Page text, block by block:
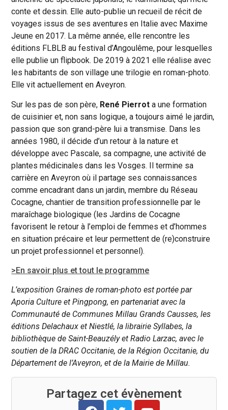
conte et dessin. Elle auto-publie un recueil de récit de
voyages issus de ses aventures en Italie avec Maxime
Jeune en 2017. La même année, elle rencontre les
éditions FLBLB au festival d’Angoulême, pour lesquelles
elle publie un flipbook. De 2019 à 2021 elle réalise avec
les habitants de son village une trilogie en roman-photo.
Elle vit actuellement en Aveyron.
Sur les pas de son père, René Pierrot a une formation
de cuisinier et, non sans logique, a toujours aimé le jardin,
passion que son grand-père lui a transmise. Dans les
années 1980, il décide d’un retour à la nature et
développe avec Pascale, sa compagne, une activité de
plantes médicinales dans les Vosges. Il termine sa
carrière en Aveyron où il partage ses connaissances
comme encadrant dans un jardin, membre du Réseau
Cocagne, chantier de transition professionnelle par le
maraîchage biologique (les Jardins de Cocagne
favorisent le retour à l’emploi de femmes et d’hommes
en situation précaire et leur permettent de (re)construire
un projet professionnel et personnel).
>En savoir plus et tout le programme
L’exposition Graines de roman-photo est portée par
Aporia Culture et Pingpong, en partenariat avec la
Communauté de Communes Millau Grands Causses, les
éditions Delachaux et Niestlé, la librairie Syllabes, la
bibliothèque de Saint-Beauzély et Radio Larzac, avec le
soutien de la DRAC Occitanie, de la Région Occitanie, du
Département de l’Aveyron, et de la Mairie de Millau.
Partagez cet évènement